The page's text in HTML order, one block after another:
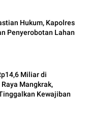
Hukum, Kapolres
Penyerobotan Lahan
Miliar di
Mangkrak,
Kewajiban